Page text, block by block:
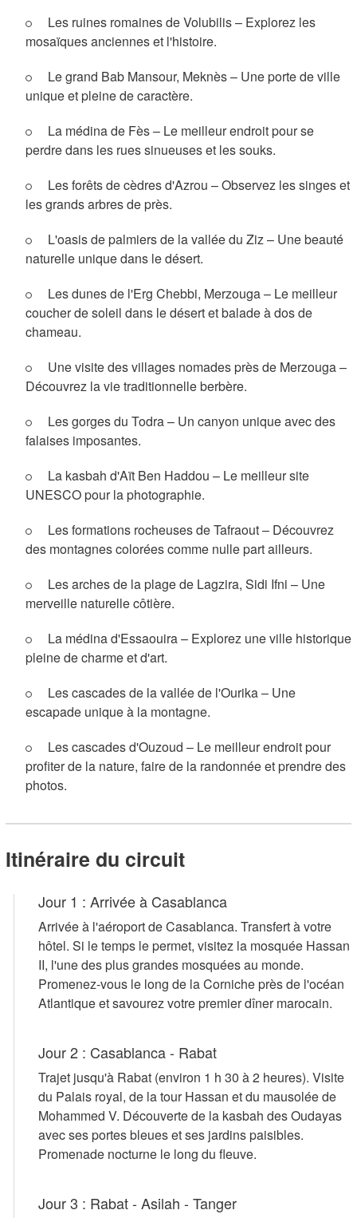
Les ruines romaines de Volubilis – Explorez les
mosaïques anciennes et l'histoire.
Le grand Bab Mansour, Meknès – Une porte de ville
unique et pleine de caractère.
La médina de Fès – Le meilleur endroit pour se
perdre dans les rues sinueuses et les souks.
Les forêts de cèdres d'Azrou – Observez les singes et
les grands arbres de près.
L'oasis de palmiers de la vallée du Ziz – Une beauté
naturelle unique dans le désert.
Les dunes de l'Erg Chebbi, Merzouga – Le meilleur
coucher de soleil dans le désert et balade à dos de
chameau.
Une visite des villages nomades près de Merzouga –
Découvrez la vie traditionnelle berbère.
Les gorges du Todra – Un canyon unique avec des
falaises imposantes.
La kasbah d'Aït Ben Haddou – Le meilleur site
UNESCO pour la photographie.
Les formations rocheuses de Tafraout – Découvrez
des montagnes colorées comme nulle part ailleurs.
Les arches de la plage de Lagzira, Sidi Ifni – Une
merveille naturelle côtière.
La médina d'Essaouira – Explorez une ville historique
pleine de charme et d'art.
Les cascades de la vallée de l'Ourika – Une
escapade unique à la montagne.
Les cascades d'Ouzoud – Le meilleur endroit pour
profiter de la nature, faire de la randonnée et prendre des
photos.
Itinéraire du circuit
Jour 1 : Arrivée à Casablanca
Arrivée à l'aéroport de Casablanca. Transfert à votre
hôtel. Si le temps le permet, visitez la mosquée Hassan
II, l'une des plus grandes mosquées au monde.
Promenez-vous le long de la Corniche près de l'océan
Atlantique et savourez votre premier dîner marocain.
Jour 2 : Casablanca - Rabat
Trajet jusqu'à Rabat (environ 1 h 30 à 2 heures). Visite
du Palais royal, de la tour Hassan et du mausolée de
Mohammed V. Découverte de la kasbah des Oudayas
avec ses portes bleues et ses jardins paisibles.
Promenade nocturne le long du fleuve.
Jour 3 : Rabat - Asilah - Tanger